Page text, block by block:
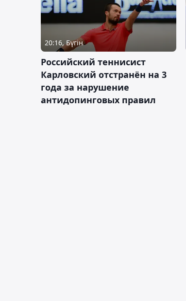
20:16, Бүгін
Российский теннисист
Карловский отстранён на 3
года за нарушение
антидопинговых правил